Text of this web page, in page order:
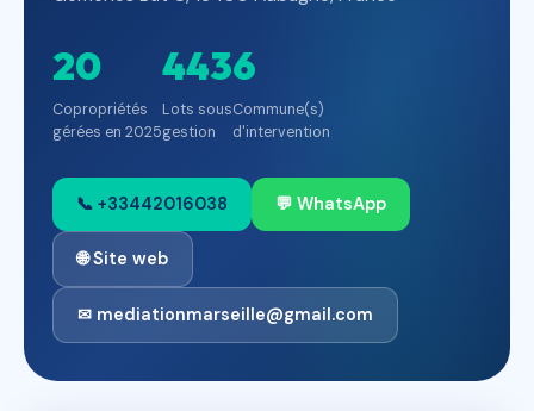
20
Copropriétés
gérées en 2025
443
Lots sous
gestion
6
Commune(s)
d'intervention
📞 +33442016038 💬 WhatsApp
🌐 Site web
✉ mediationmarseille@gmail.com